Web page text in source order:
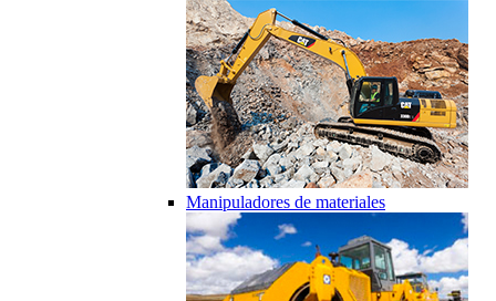
Manipuladores de materiales